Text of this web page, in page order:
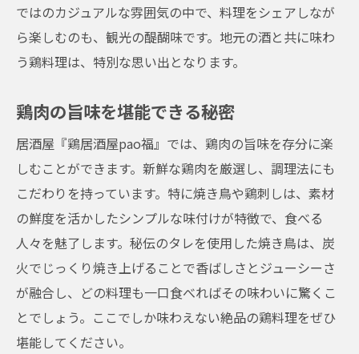
温かい雰囲気づくりの秘密
訪問価値のある理由を探る
居酒屋のスピリットを感じる
温かい居酒屋での素敵な夜
訪れた人々の声を紹介
次回の大阪旅行で必見！『鶏居酒屋pao福』の
贅沢体験
旅行者におすすめの居酒屋
贅沢な鶏料理を楽しむ方法
大阪旅行の思い出作りに最適
贅沢な時間を過ごせる居酒屋
次回訪れるべき理由
ではのカジュアルな雰囲気の中で、料理をシェアしなが
ら楽しむのも、観光の醍醐味です。地元の酒と共に味わ
う鶏料理は、特別な思い出となります。
鶏肉の旨味を堪能できる秘密
居酒屋『鶏居酒屋pao福』では、鶏肉の旨味を存分に楽
しむことができます。新鮮な鶏肉を厳選し、調理法にも
こだわりを持っています。特に焼き鳥や鶏刺しは、素材
の鮮度を活かしたシンプルな味付けが特徴で、食べる
人々を魅了します。秘伝のタレを使用した焼き鳥は、炭
火でじっくり焼き上げることで香ばしさとジューシーさ
が融合し、どの料理も一口食べればその味わいに驚くこ
とでしょう。ここでしか味わえない絶品の鶏料理をぜひ
堪能してください。